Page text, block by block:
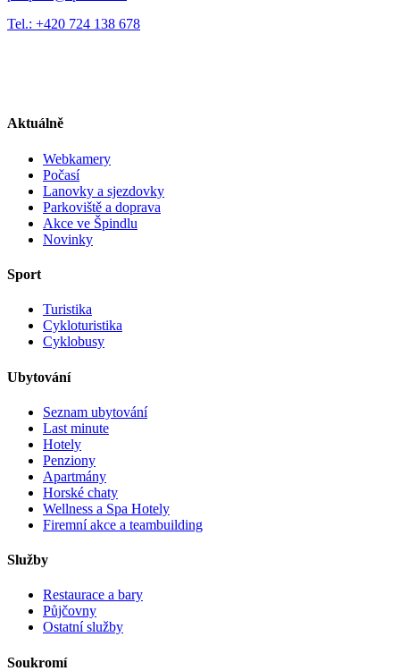
Tel.: +420 724 138 678
Aktuálně
Webkamery
Počasí
Lanovky a sjezdovky
Parkoviště a doprava
Akce ve Špindlu
Novinky
Sport
Turistika
Cykloturistika
Cyklobusy
Ubytování
Seznam ubytování
Last minute
Hotely
Penziony
Apartmány
Horské chaty
Wellness a Spa Hotely
Firemní akce a teambuilding
Služby
Restaurace a bary
Půjčovny
Ostatní služby
Soukromí